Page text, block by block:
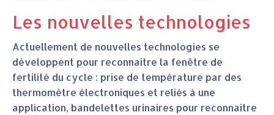
Les nouvelles technologies
Actuellement de nouvelles technologies se
développent pour reconnaitre la fenêtre de
fertilité du cycle : prise de température par des
thermomètre électroniques et reliés à une
application, bandelettes urinaires pour reconnaitre